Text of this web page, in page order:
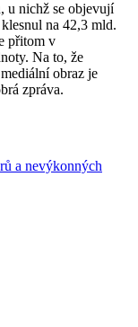
u nichž se objevují
na 42,3 mld.
přitom v
Na to, že
obraz je
zpráva.
a nevýkonných